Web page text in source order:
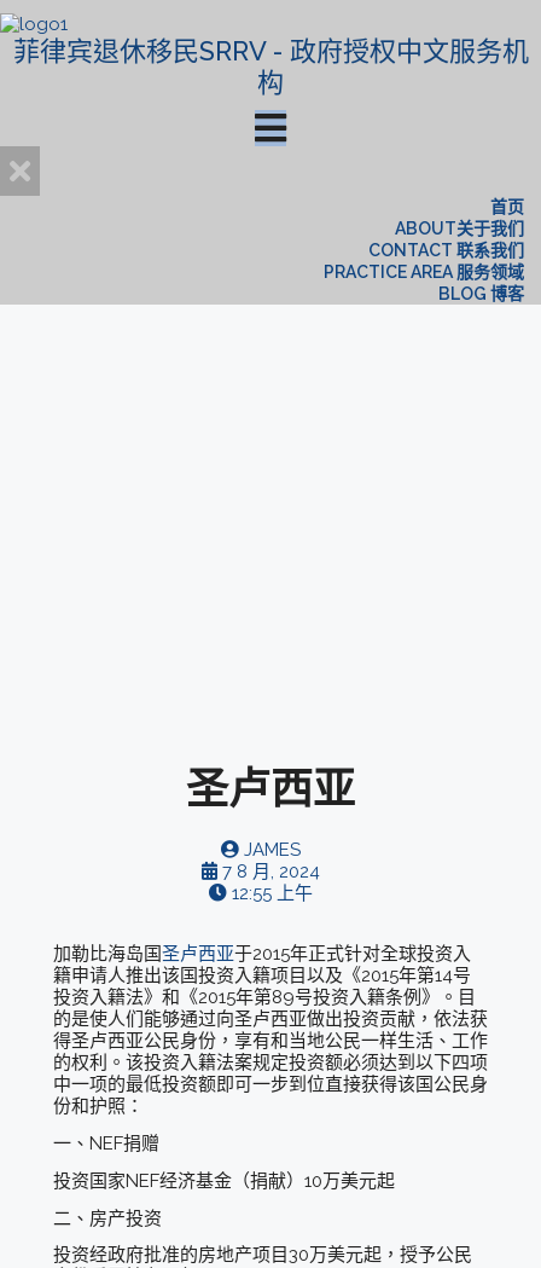
菲律宾退休移民SRRV - 政府授权中文服务机
构
首页
ABOUT关于我们
CONTACT 联系我们
PRACTICE AREA 服务领域
BLOG 博客
圣卢西亚
JAMES
7 8 月, 2024
12:55 上午
加勒比海岛国圣卢西亚于2015年正式针对全球投资入
籍申请人推出该国投资入籍项目以及《2015年第14号
投资入籍法》和《2015年第89号投资入籍条例》。目
的是使人们能够通过向圣卢西亚做出投资贡献，依法获
得圣卢西亚公民身份，享有和当地公民一样生活、工作
的权利。该投资入籍法案规定投资额必须达到以下四项
中一项的最低投资额即可一步到位直接获得该国公民身
份和护照：
一、NEF捐赠
投资国家NEF经济基金（捐献）10万美元起
二、房产投资
投资经政府批准的房地产项目30万美元起，授予公民